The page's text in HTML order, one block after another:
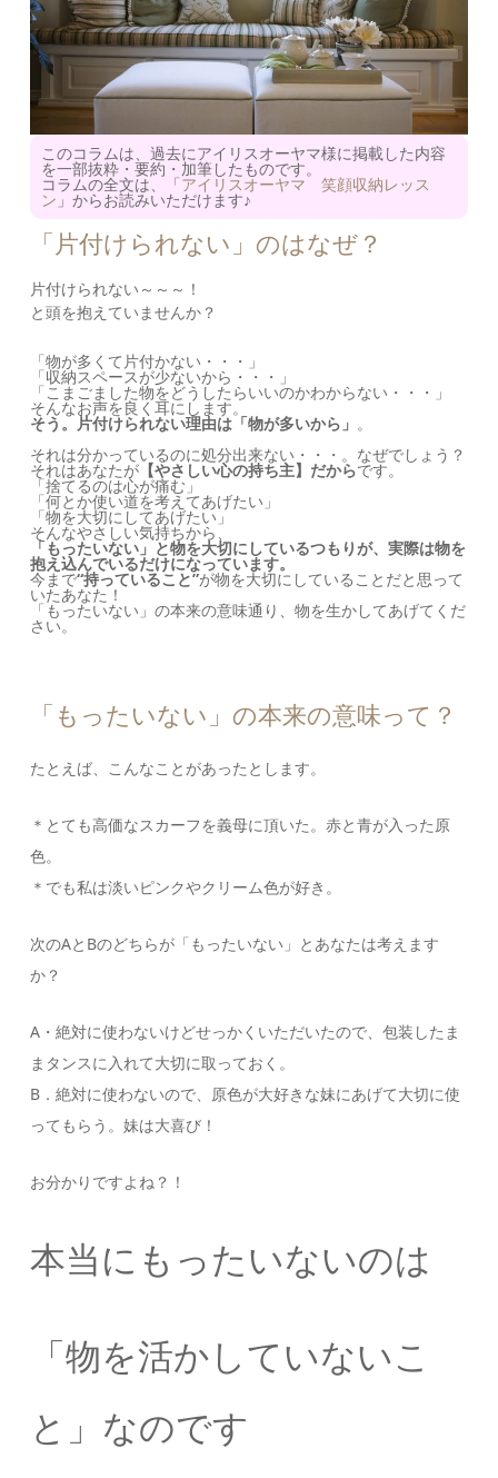
このコラムは、過去にアイリスオーヤマ様に掲載した内容
を一部抜粋・要約・加筆したものです。
コラムの全文は、「アイリスオーヤマ 笑顔収納レッス
ン 」からお読みいただけます♪
「片付けられない」のはなぜ？
片付けられない～～～！
と頭を抱えていませんか？
「物が多くて片付かない・・・」
「収納スペースが少ないから・・・」
「こまごました物をどうしたらいいのかわからない・・・」
そんなお声を良く耳にします。
そう。片付けられない理由は「物が多いから」 。
それは分かっているのに処分出来ない・・・。なぜでしょう？
それはあなたが 【やさしい心の持ち主】だからです。
「捨てるのは心が痛む」
「何とか使い道を考えてあげたい」
「物を大切にしてあげたい」
そんなやさしい気持ちから、
「もったいない」と物を大切にしているつもりが、実際は物を
抱え込んでいるだけになっています。
今まで“持っていること”が物を大切にしていることだと思って
いたあなた！
「もったいない」の本来の意味通り、物を生かしてあげてくだ
さい。
「もったいない」の本来の意味って？
たとえば、こんなことがあったとします。
＊とても高価なスカーフを義母に頂いた。赤と青が入った原
色。
＊でも私は淡いピンクやクリーム色が好き。
次のAとBのどちらが「もったいない」とあなたは考えます
か？
A・絶対に使わないけどせっかくいただいたので、包装したま
まタンスに入れて大切に取っておく。
B．絶対に使わないので、原色が大好きな妹にあげて大切に使
ってもらう。妹は大喜び！
お分かりですよね？！
本当にもったいないのは
「物を活かしていないこ
と」なのです